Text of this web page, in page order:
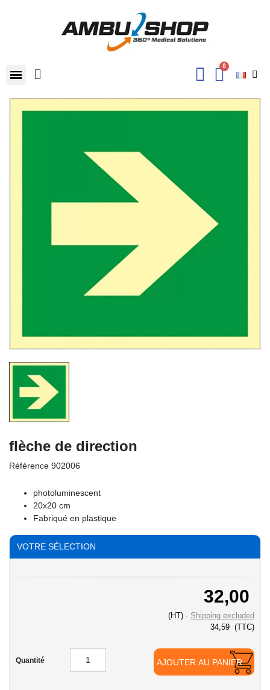
flèche de direction
Référence 902006
photoluminescent
20x20 cm
Fabriqué en plastique
VOTRE SÉLECTION
32,00
(HT)
Shipping excluded
34,59 (TTC)
Quantité AJOUTER AU PANIER